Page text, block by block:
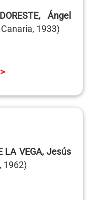
Ángel
1933)
LA VEGA, Jesús
1962)